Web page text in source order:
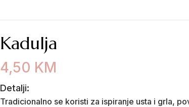
Kadulja
4,50 KM
Detalji:
Tradicionalno se koristi za ispiranje usta i grla,